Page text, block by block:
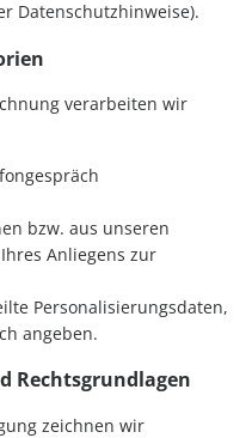
Datenschutzhinweise).
verarbeiten wir
bzw. aus unseren
Anliegens zur
Personalisierungsdaten,
angeben.
Rechtsgrundlagen
zeichnen wir